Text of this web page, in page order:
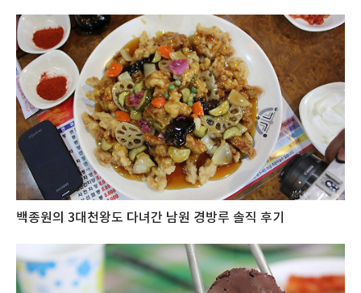
백종원의 3대천왕도 다녀간 남원 경방루 솔직 후기